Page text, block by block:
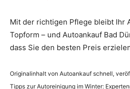
Mit der richtigen Pflege bleibt Ihr
Topform – und Autoankauf Bad
dass Sie den besten Preis
Originalinhalt von Autoankauf schnell,
Tipps zur Autoreinigung im Winter: